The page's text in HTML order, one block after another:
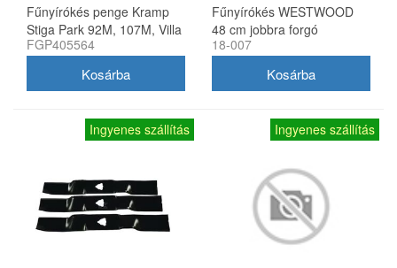
Fűnyírókés penge Kramp
Stiga Park 92M, 107M, Villa
92M, 107M 170 mm
FGP405564
Fűnyírókés WESTWOOD
48 cm jobbra forgó
18-007
Ingyenes szállítás Ingyenes szállítás